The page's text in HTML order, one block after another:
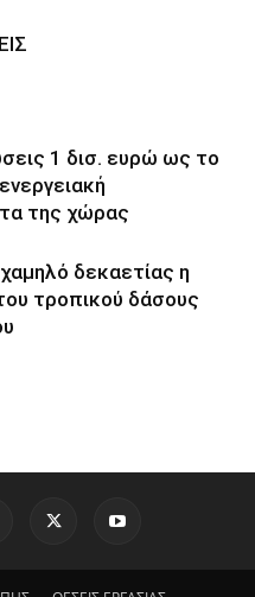
1 δισ. ευρώ ως το
της χώρας
δεκαετίας η
τροπικού δάσους